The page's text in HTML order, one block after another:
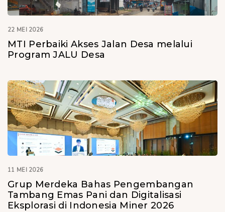
22 MEI 2026
MTI Perbaiki Akses Jalan Desa melalui
Program JALU Desa
11 MEI 2026
Grup Merdeka Bahas Pengembangan
Tambang Emas Pani dan Digitalisasi
Eksplorasi di Indonesia Miner 2026